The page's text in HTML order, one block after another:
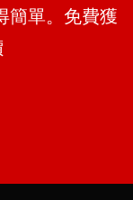
簡單。免費獲